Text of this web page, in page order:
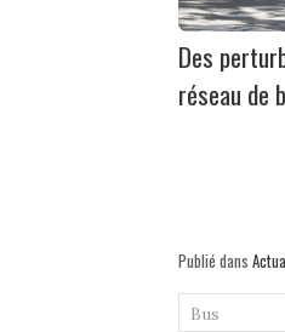
Des
réseau de
Publié dans
Bus